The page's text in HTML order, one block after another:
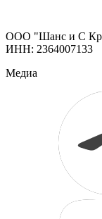
ООО "Шанс и С
ИНН: 2364007133
Медиа